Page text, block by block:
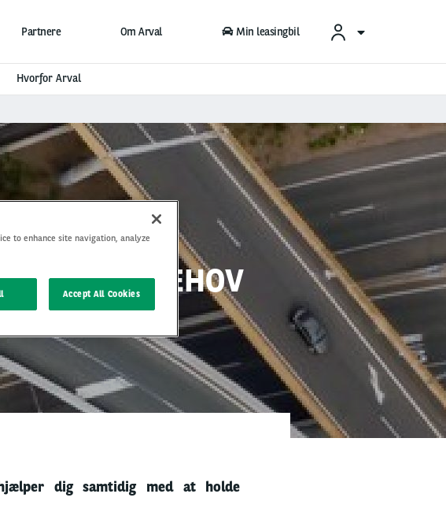
Partnere Om Arval Min leasingbil
Hvorfor Arval
KØRSELSBEHOV
dig samtidig med at holde
to enhance site navigation, analyze
Accept All Cookies